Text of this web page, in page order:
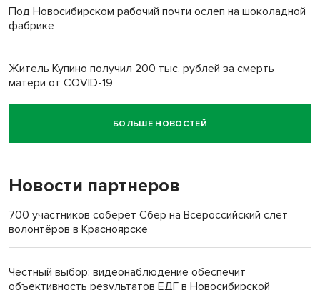
Под Новосибирском рабочий почти ослеп на шоколадной
фабрике
Житель Купино получил 200 тыс. рублей за смерть
матери от COVID-19
Новосибирский суд наказал водителя за смерть
пенсионерки на вокзале
БОЛЬШЕ НОВОСТЕЙ
Новости партнеров
700 участников соберёт Сбер на Всероссийский слёт
волонтёров в Красноярске
Честный выбор: видеонаблюдение обеспечит
объективность результатов ЕДГ в Новосибирской